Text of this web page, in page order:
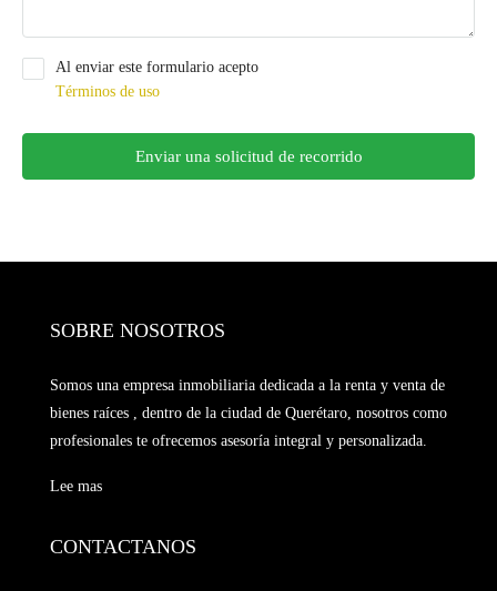
Al enviar este formulario acepto
Términos de uso
Enviar una solicitud de recorrido
SOBRE NOSOTROS
Somos una empresa inmobiliaria dedicada a la renta y venta de
bienes raíces , dentro de la ciudad de Querétaro, nosotros como
profesionales te ofrecemos asesoría integral y personalizada.
Lee mas
CONTACTANOS